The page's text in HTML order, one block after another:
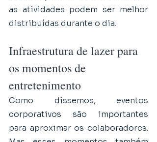
as atividades podem ser melhor
distribuídas durante o dia.
Infraestrutura de lazer para
os momentos de
entretenimento
Como dissemos, eventos
corporativos são importantes
para aproximar os colaboradores.